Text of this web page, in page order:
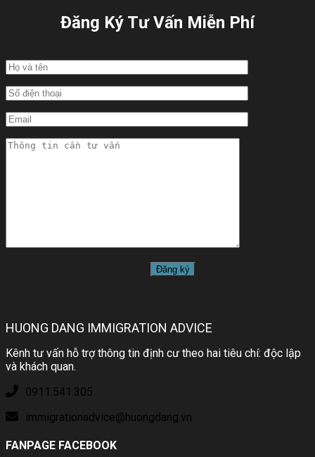
Đăng Ký Tư Vấn Miễn Phí
HUONG DANG IMMIGRATION ADVICE
Kênh tư vấn hỗ trợ thông tin định cư theo hai tiêu chí: độc lập
và khách quan.
0911.541.305
immigrationadvice@huongdang.vn
FANPAGE FACEBOOK